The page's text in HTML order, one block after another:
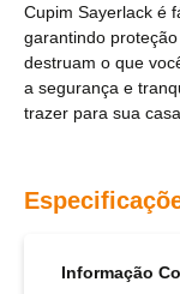
Cupim Sayerlack é
garantindo
destruam o que
a segurança e
trazer para sua casa.
Informação